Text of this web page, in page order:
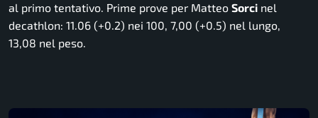
al primo tentativo. Prime prove per Matteo Sorci nel
decathlon: 11.06 (+0.2) nei 100, 7,00 (+0.5) nel lungo,
13,08 nel peso.